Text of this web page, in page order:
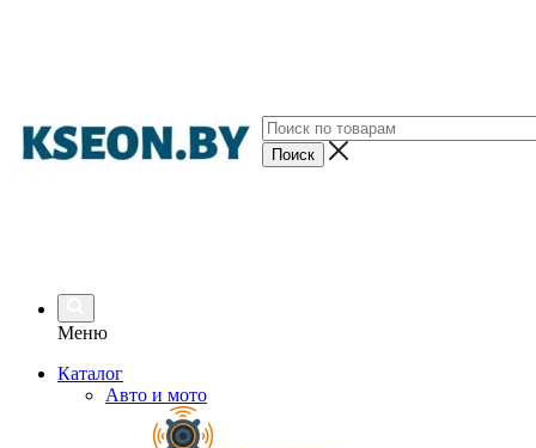
Меню
Каталог
Авто и мото